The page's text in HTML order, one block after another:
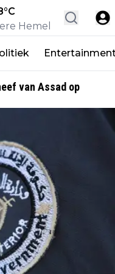
°C
Hemel
van Assad op